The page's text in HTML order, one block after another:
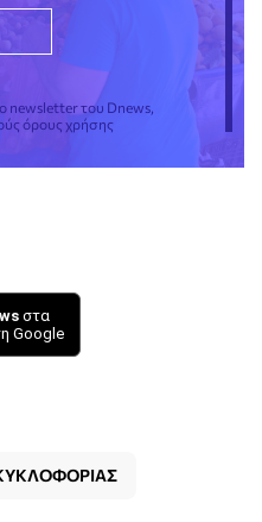
newsletter του Dnews,
όρους χρήσης
στα
Google